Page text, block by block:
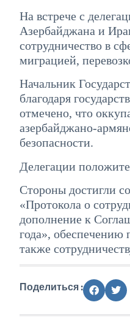
На встрече с
Азербайджана и
сотрудничество в
миграцией,
Начальник
благодаря
отмечено, что
азербайджано-
безопасности.
Делегации
Стороны достигли
«Протокола о
дополнение к
года», обеспечению
также
Поделиться :